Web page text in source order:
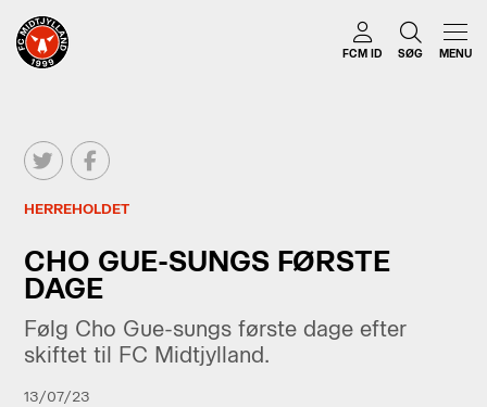
FCM ID SØG MENU
HERREHOLDET
CHO GUE-SUNGS FØRSTE
DAGE
Følg Cho Gue-sungs første dage efter
skiftet til FC Midtjylland.
13/07/23